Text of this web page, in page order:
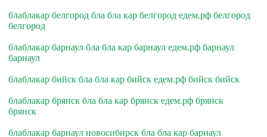
блаблакар белгород бла бла кар белгород едем.рф белгород
белгород
блаблакар барнаул бла бла кар барнаул едем.рф барнаул
барнаул
блаблакар бийск бла бла кар бийск едем.рф бийск бийск
блаблакар брянск бла бла кар брянск едем.рф брянск
брянск
блаблакар барнаул новосибирск бла бла кар барнаул